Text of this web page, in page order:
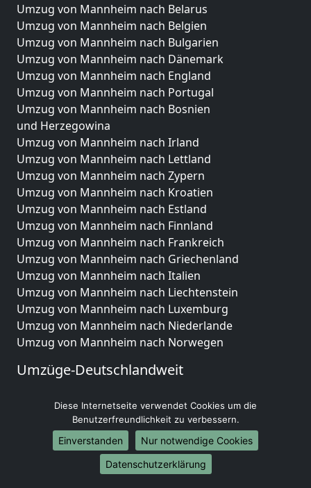
Umzug von Mannheim nach Belarus
Umzug von Mannheim nach Belgien
Umzug von Mannheim nach Bulgarien
Umzug von Mannheim nach Dänemark
Umzug von Mannheim nach England
Umzug von Mannheim nach Portugal
Umzug von Mannheim nach Bosnien
und Herzegowina
Umzug von Mannheim nach Irland
Umzug von Mannheim nach Lettland
Umzug von Mannheim nach Zypern
Umzug von Mannheim nach Kroatien
Umzug von Mannheim nach Estland
Umzug von Mannheim nach Finnland
Umzug von Mannheim nach Frankreich
Umzug von Mannheim nach Griechenland
Umzug von Mannheim nach Italien
Umzug von Mannheim nach Liechtenstein
Umzug von Mannheim nach Luxemburg
Umzug von Mannheim nach Niederlande
Umzug von Mannheim nach Norwegen
Umzüge-Deutschlandweit
Umzug von Mannheim nach Hamburg
Umzug von Mannheim nach München
Umzug von Mannheim nach Köln
Umzug von Mannheim nach Frankfurt am Main
Umzug von Mannheim nach Stuttgart
Diese Internetseite verwendet Cookies um die
Benutzerfreundlichkeit zu verbessern.
Einverstanden
Nur notwendige Cookies
Datenschutzerklärung